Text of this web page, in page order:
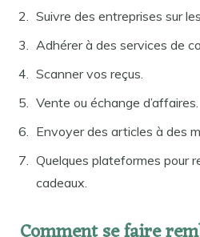
Suivre des entreprises sur
Adhérer à des services de
Scanner vos reçus.
Vente ou échange d’affaires.
Envoyer des articles à des
Quelques plateformes pour
cadeaux.